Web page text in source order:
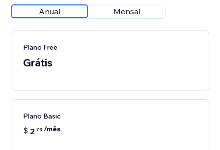
Anual Mensal
Plano Free
Grátis
Plano Basic
$ 2 79 /mês